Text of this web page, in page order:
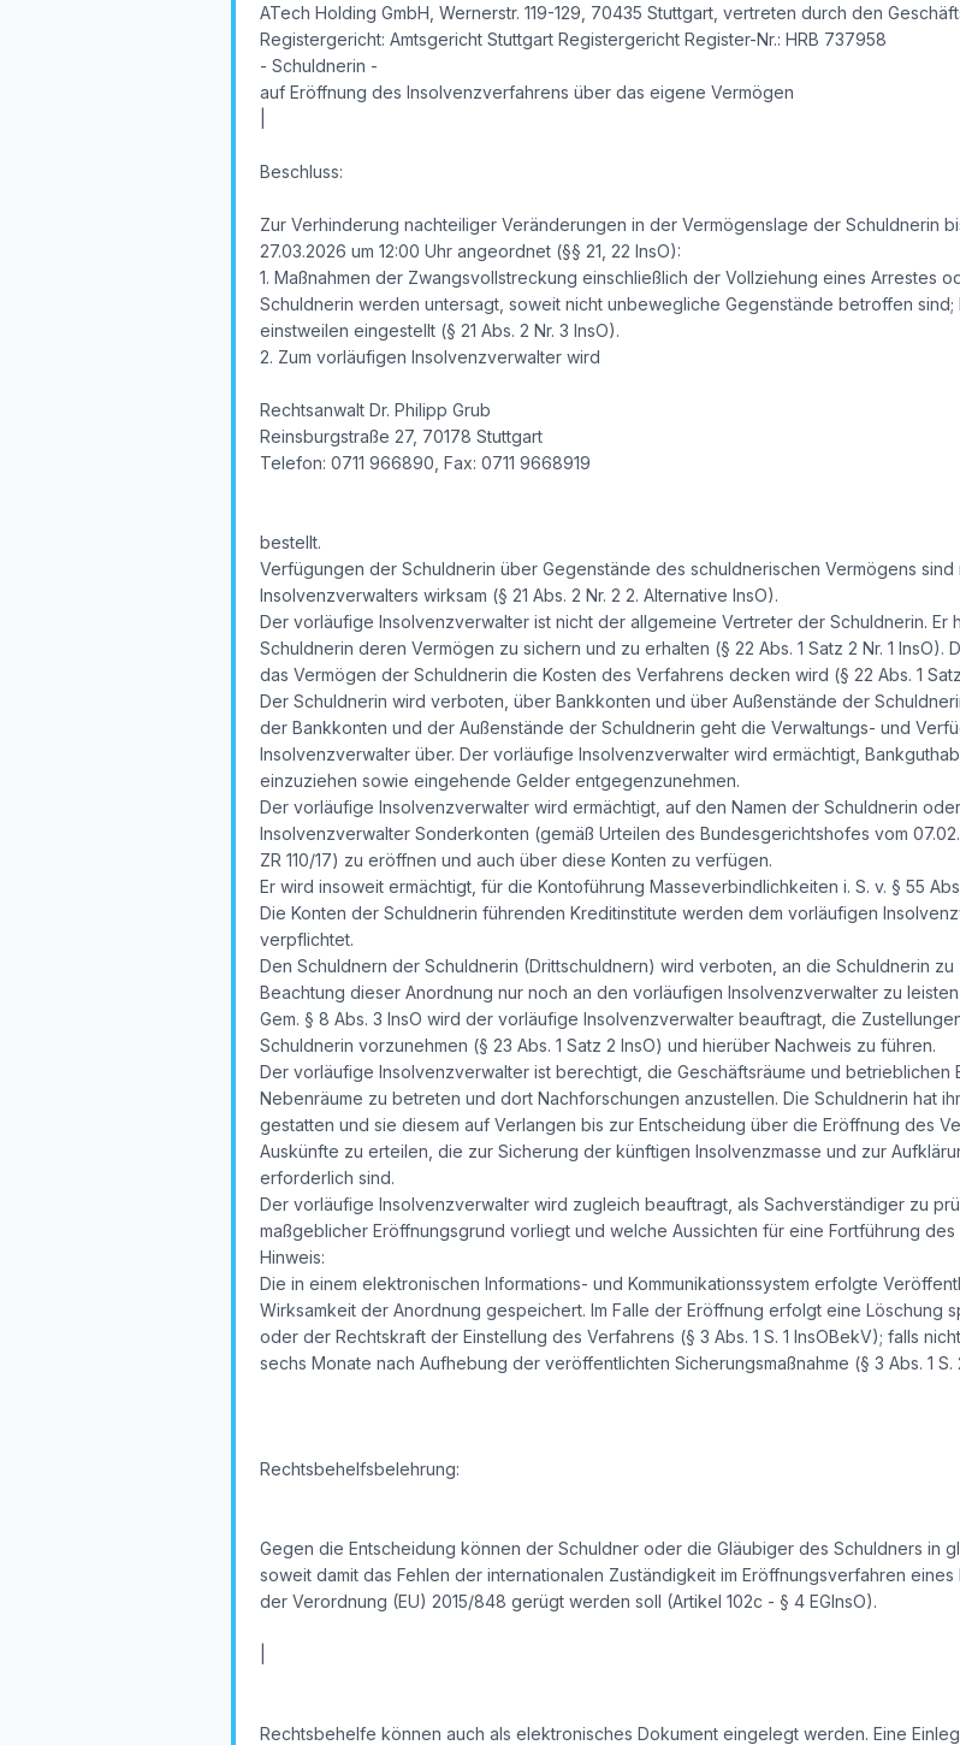
ATech Holding GmbH, Wernerstr. 119-129, 70435 Stuttgart, vertreten durch den
Registergericht: Amtsgericht Stuttgart Registergericht Register-Nr.: HRB 737958
- Schuldnerin -
auf Eröffnung des Insolvenzverfahrens über das eigene Vermögen
Beschluss:
Zur Verhinderung nachteiliger Veränderungen in der Vermögenslage der Schuldnerin
27.03.2026 um 12:00 Uhr angeordnet (§§ 21, 22 InsO):
1. Maßnahmen der Zwangsvollstreckung einschließlich der Vollziehung eines Arrestes
Schuldnerin werden untersagt, soweit nicht unbewegliche Gegenstände betroffen
einstweilen eingestellt (§ 21 Abs. 2 Nr. 3 InsO).
2. Zum vorläufigen Insolvenzverwalter wird
Rechtsanwalt Dr. Philipp Grub
Reinsburgstraße 27, 70178 Stuttgart
Telefon: 0711 966890, Fax: 0711 9668919
bestellt.
Verfügungen der Schuldnerin über Gegenstände des schuldnerischen Vermögens
Insolvenzverwalters wirksam (§ 21 Abs. 2 Nr. 2 2. Alternative InsO).
Der vorläufige Insolvenzverwalter ist nicht der allgemeine Vertreter der Schuldnerin.
Schuldnerin deren Vermögen zu sichern und zu erhalten (§ 22 Abs. 1 Satz 2 Nr. 1
das Vermögen der Schuldnerin die Kosten des Verfahrens decken wird (§ 22 Abs. 1
Der Schuldnerin wird verboten, über Bankkonten und über Außenstände der
der Bankkonten und der Außenstände der Schuldnerin geht die Verwaltungs- und
Insolvenzverwalter über. Der vorläufige Insolvenzverwalter wird ermächtigt,
einzuziehen sowie eingehende Gelder entgegenzunehmen.
Der vorläufige Insolvenzverwalter wird ermächtigt, auf den Namen der Schuldnerin
Insolvenzverwalter Sonderkonten (gemäß Urteilen des Bundesgerichtshofes vom
ZR 110/17) zu eröffnen und auch über diese Konten zu verfügen.
Er wird insoweit ermächtigt, für die Kontoführung Masseverbindlichkeiten i. S. v. § 55
Die Konten der Schuldnerin führenden Kreditinstitute werden dem vorläufigen
verpflichtet.
Den Schuldnern der Schuldnerin (Drittschuldnern) wird verboten, an die Schuldnerin
Beachtung dieser Anordnung nur noch an den vorläufigen Insolvenzverwalter zu leisten
Gem. § 8 Abs. 3 InsO wird der vorläufige Insolvenzverwalter beauftragt, die
Schuldnerin vorzunehmen (§ 23 Abs. 1 Satz 2 InsO) und hierüber Nachweis zu führen.
Der vorläufige Insolvenzverwalter ist berechtigt, die Geschäftsräume und betrieblichen
Nebenräume zu betreten und dort Nachforschungen anzustellen. Die Schuldnerin hat
gestatten und sie diesem auf Verlangen bis zur Entscheidung über die Eröffnung des
Auskünfte zu erteilen, die zur Sicherung der künftigen Insolvenzmasse und zur
erforderlich sind.
Der vorläufige Insolvenzverwalter wird zugleich beauftragt, als Sachverständiger zu
maßgeblicher Eröffnungsgrund vorliegt und welche Aussichten für eine Fortführung
Hinweis:
Die in einem elektronischen Informations- und Kommunikationssystem erfolgte
Wirksamkeit der Anordnung gespeichert. Im Falle der Eröffnung erfolgt eine Löschung
oder der Rechtskraft der Einstellung des Verfahrens (§ 3 Abs. 1 S. 1 InsOBekV); falls
sechs Monate nach Aufhebung der veröffentlichten Sicherungsmaßnahme (§ 3 Abs. 1 S.
Rechtsbehelfsbelehrung:
Gegen die Entscheidung können der Schuldner oder die Gläubiger des Schuldners in
soweit damit das Fehlen der internationalen Zuständigkeit im Eröffnungsverfahren
der Verordnung (EU) 2015/848 gerügt werden soll (Artikel 102c - § 4 EGInsO).
Rechtsbehelfe können auch als elektronisches Dokument eingelegt werden. Eine